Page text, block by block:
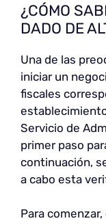
¿CÓMO
DADO DE
Una de las
iniciar un
fiscales
Servicio de
primer paso
continuación,
a cabo esta
Para